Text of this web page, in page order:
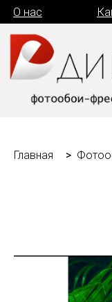
Как
О нас
Главная